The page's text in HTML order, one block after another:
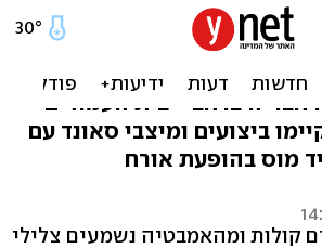
מקהלת "גבעול" חוזרת. במופע ייחודי ב-22
חבריה ברחבי "בית העמודים"
ביצועים ומיצבי סאונד עם
מוס בהופעת אורח
קולות ומהאמבטיה נשמעים צלילי